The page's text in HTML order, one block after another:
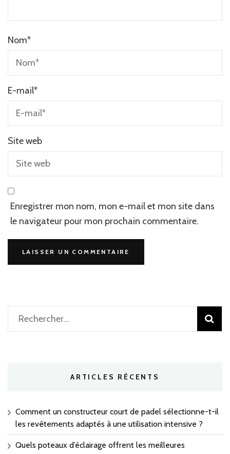
Nom*
E-mail*
Site web
Enregistrer mon nom, mon e-mail et mon site dans
le navigateur pour mon prochain commentaire.
Rechercher :
ARTICLES RÉCENTS
Comment un constructeur court de padel sélectionne-t-il
les revêtements adaptés à une utilisation intensive ?
Quels poteaux d’éclairage offrent les meilleures